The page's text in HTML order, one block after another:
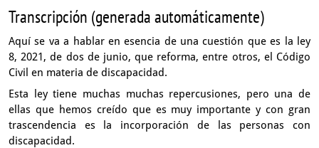
Transcripción (generada automáticamente)
Aquí se va a hablar en esencia de una cuestión que es la ley
8,2021, de dos de junio, que reforma,entre otros, el Código
Civil en materia de discapacidad.
Esta ley tiene muchas muchas repercusiones, pero una de
ellas que hemos creído que es muy importantey con gran
trascendencia es la incorporación de las personas con
discapacidad.